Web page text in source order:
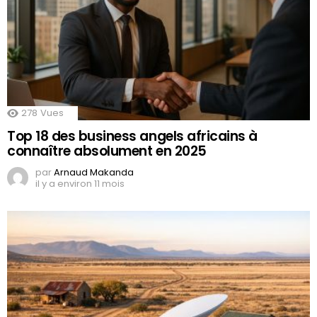
278 Vues
Top 18 des business angels africains à
connaître absolument en 2025
parArnaud Makanda
il y a environ 11 mois